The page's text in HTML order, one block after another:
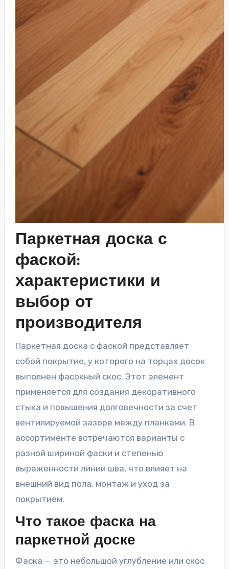
Паркетная доска с
фаской:
характеристики и
выбор от
производителя
Паркетная доска с фаской представляет
собой покрытие, у которого на торцах досок
выполнен фасокный скос. Этот элемент
применяется для создания декоративного
стыка и повышения долговечности за счет
вентилируемой зазоре между планками. В
ассортименте встречаются варианты с
разной шириной фаски и степенью
выраженности линии шва, что влияет на
внешний вид пола, монтаж и уход за
покрытием.
Что такое фаска на
паркетной доске
Фаска — это небольшой углубление или скос